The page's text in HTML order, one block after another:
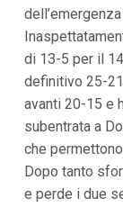
di 13-5 per il
definitivo 25-
avanti 20-15 e
subentrata a
che
Dopo tanto
e perde i due